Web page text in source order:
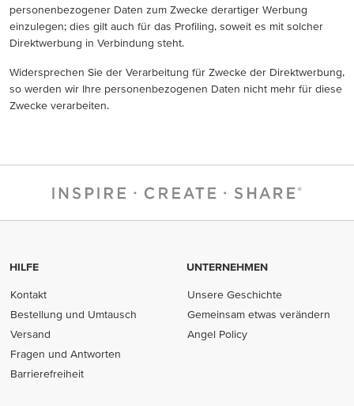
personenbezogener Daten zum Zwecke derartiger Werbung
einzulegen; dies gilt auch für das Profiling, soweit es mit solcher
Direktwerbung in Verbindung steht.
Widersprechen Sie der Verarbeitung für Zwecke der Direktwerbung,
so werden wir Ihre personenbezogenen Daten nicht mehr für diese
Zwecke verarbeiten.
HILFE
Kontakt
Bestellung und Umtausch
Versand
Fragen und Antworten
Barrierefreiheit
UNTERNEHMEN
Unsere Geschichte
Gemeinsam etwas verändern
Angel Policy